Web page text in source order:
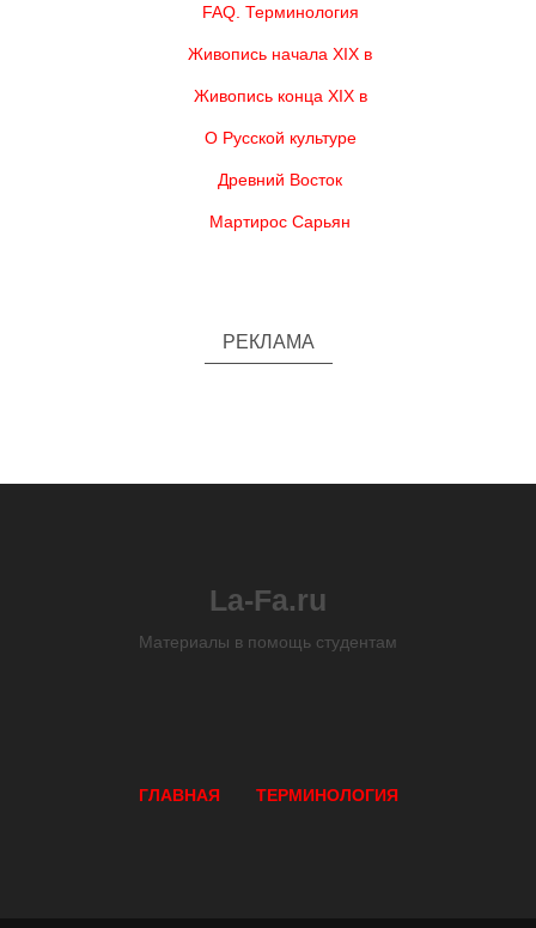
FAQ. Терминология
Живопись начала XIX в
Живопись конца XIX в
О Русской культуре
Древний Восток
Мартирос Сарьян
РЕКЛАМА
La-Fa.ru
Материалы в помощь студентам
ГЛАВНАЯ ТЕРМИНОЛОГИЯ